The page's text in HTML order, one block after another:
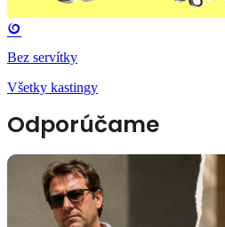
Bez servítky
Všetky kastingy
Odporúčame